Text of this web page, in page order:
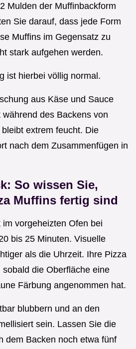
Mulden der Muffinbackform
Sie darauf, dass jede Form
Muffins im Gegensatz zu
stark aufgehen werden.
ist hierbei völlig normal.
aus Käse und Sauce
des Backens von
extrem feucht. Die
nach dem Zusammenfügen in
So wissen Sie,
Muffins fertig sind
vorgeheizten Ofen bei
bis 25 Minuten. Visuelle
als die Uhrzeit. Ihre Pizza
die Oberfläche eine
Färbung angenommen hat.
blubbern und an den
sein. Lassen Sie die
dem Backen noch etwa fünf